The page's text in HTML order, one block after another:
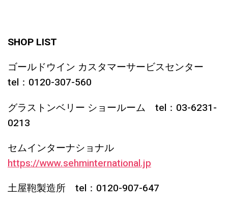
SHOP LIST
ゴールドウイン カスタマーサービスセンター
tel：0120-307-560
グラストンベリー ショールーム tel：03-6231-
0213
セムインターナショナル
https://www.sehminternational.jp
土屋鞄製造所 tel：0120-907-647